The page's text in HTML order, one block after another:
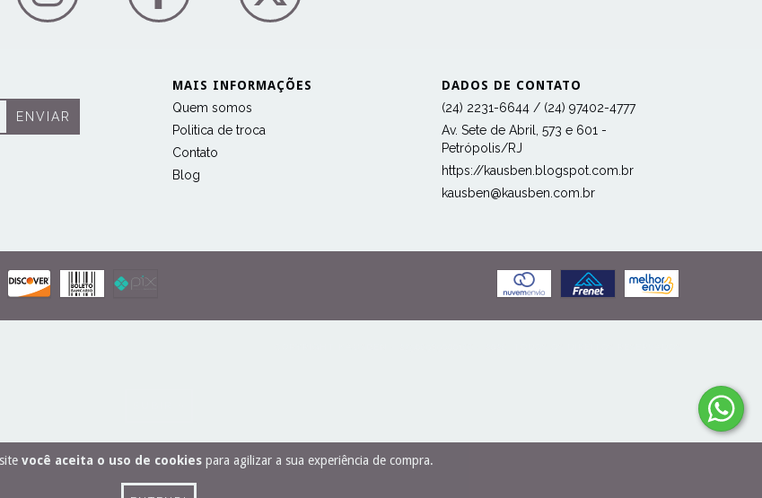
você aceita o uso de cookies para agilizar a sua experiência de compra.
MAIS INFORMAÇÕES
Quem somos
Politica de troca
Contato
Blog
DADOS DE CONTATO
(24) 2231-6644 / (24) 97402-4777
Av. Sete de Abril, 573 e 601 -
Petrópolis/RJ
https://kausben.blogspot.com.br
kausben@kausben.com.br